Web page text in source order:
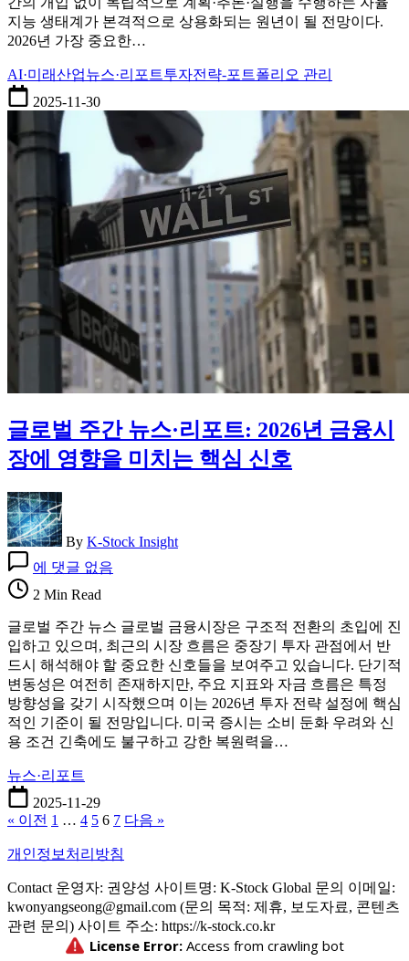
능
확
지능 생태계가 본격적으로 상용화되는 원년이 될 전망이다.
2026년 가장 중요한…
AI·미래산업뉴스·리포트투자전략-포트폴리오 관리
2025-11-30
글로벌 주간 뉴스·리포트: 2026년 금융시
장에 영향을 미치는 핵심 신호
By K-Stock Insight
글
로
벌
간
뉴
스
·
리
포
트:
년
금
융
장
영
향
을
에 댓글 없음
2 Min Read
글로벌 주간 뉴스 글로벌 금융시장은 구조적 전환의 초입에 진
입하고 있으며, 최근의 시장 흐름은 중장기 투자 관점에서 반
드시 해석해야 할 중요한 신호들을 보여주고 있습니다. 단기적
변동성은 여전히 존재하지만, 주요 지표와 자금 흐름은 특정
방향성을 갖기 시작했으며 이는 2026년 투자 전략 설정에 핵심
적인 기준이 될 전망입니다. 미국 증시는 소비 둔화 우려와 신
용 조건 긴축에도 불구하고 강한 복원력을…
뉴스·리포트
2025-11-29
« 이전 1 … 4 5 6 7 다음 »
개인정보처리방침
Contact 운영자: 권양성 사이트명: K-Stock Global 문의 이메일:
kwonyangseong@gmail.com (문의 목적: 제휴, 보도자료, 콘텐츠
관련 문의) 사이트 주소: https://k-stock.co.kr